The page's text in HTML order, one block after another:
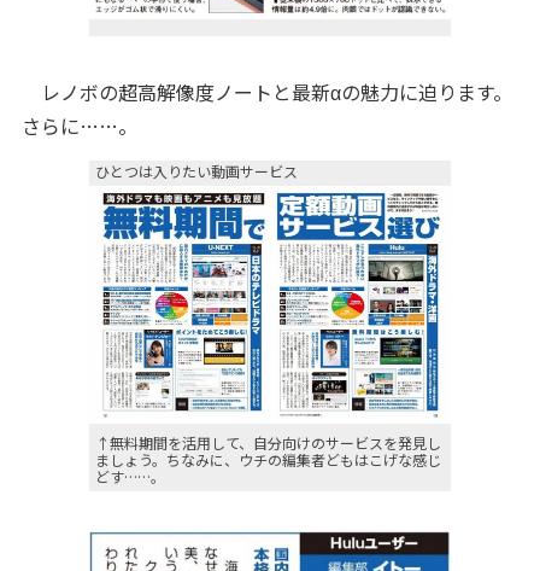
レノボの超高解像度ノートと最新αの魅力に迫ります。
さらに……。
ひとつは入りたい動画サービス
↑無料期間を活用して、自分向けのサービスを発見し
ましょう。ちなみに、ウチの編集者どもはこげな感じ
どす……。